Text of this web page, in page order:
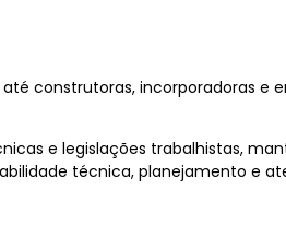
construtoras, incorporadoras e
e legislações trabalhistas,
técnica, planejamento e